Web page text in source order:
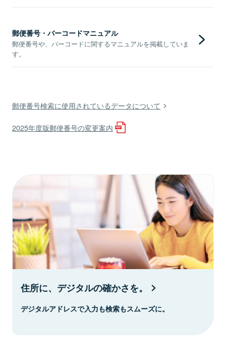
郵便番号・バーコードマニュアル
郵便番号や、バーコードに関するマニュアルを掲載していま
す。
郵便番号検索に使用されているデータについて
2025年度版郵便番号の変更案内
住所に、デジタルの確かさを。
デジタルアドレスで入力も検索もスムーズに。